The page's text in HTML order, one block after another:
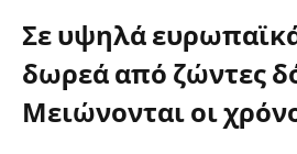
Σε υψηλά
δωρεά από ζώντες
Μειώνονται οι